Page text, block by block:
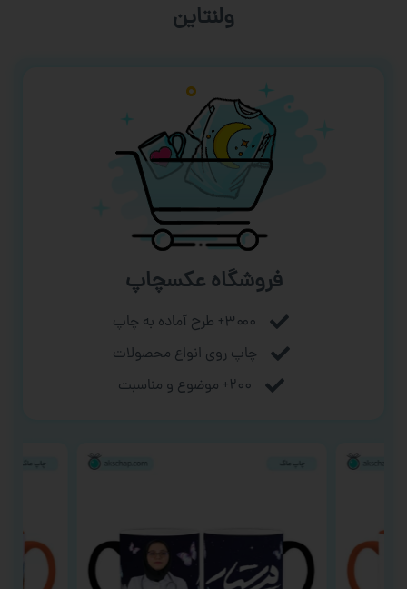
ورزشی
فروشگاه عکسچاپ
۳۰۰۰+ طرح آماده به چاپ
چاپ روی انواع محصولات
۲۰۰+ موضوع و مناسبت